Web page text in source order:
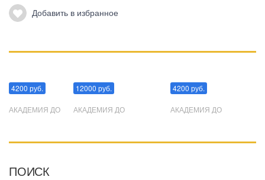
Добавить в избранное
4200 руб.
АКАДЕМИЯ ДО
12000 руб.
АКАДЕМИЯ ДО
4200 руб.
АКАДЕМИЯ ДО
ПОИСК